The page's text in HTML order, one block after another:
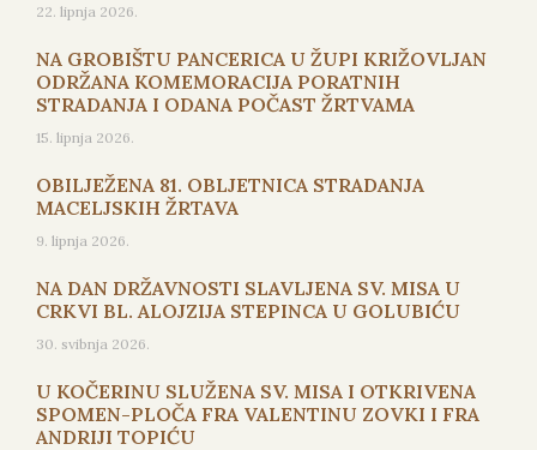
22. lipnja 2026.
NA GROBIŠTU PANCERICA U ŽUPI KRIŽOVLJAN
ODRŽANA KOMEMORACIJA PORATNIH
STRADANJA I ODANA POČAST ŽRTVAMA
15. lipnja 2026.
OBILJEŽENA 81. OBLJETNICA STRADANJA
MACELJSKIH ŽRTAVA
9. lipnja 2026.
NA DAN DRŽAVNOSTI SLAVLJENA SV. MISA U
CRKVI BL. ALOJZIJA STEPINCA U GOLUBIĆU
30. svibnja 2026.
U KOČERINU SLUŽENA SV. MISA I OTKRIVENA
SPOMEN-PLOČA FRA VALENTINU ZOVKI I FRA
ANDRIJI TOPIĆU